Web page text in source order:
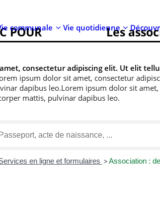
communale Vie quotidienne
POUR Les
consectetur adipiscing elit. Ut elit
ipsum dolor sit amet, consectetur
dapibus leo.Lorem ipsum dolor sit
mattis, pulvinar dapibus leo.
en ligne et formulaires > Association :